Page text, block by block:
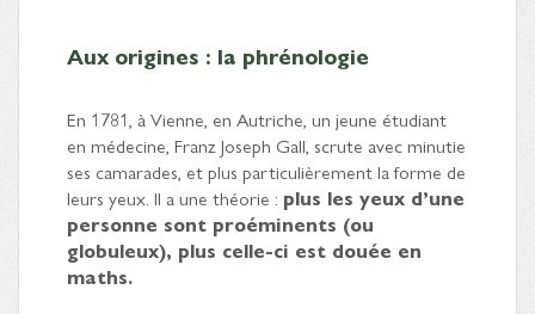
Aux origines : la phrénologie
En 1781, à Vienne, en Autriche, un jeune étudiant
en médecine, Franz Joseph Gall, scrute avec minutie
ses camarades, et plus particulièrement la forme de
leurs yeux. Il a une théorie : plus les yeux d’une
personne sont proéminents (ou
globuleux), plus celle-ci est douée en
maths.